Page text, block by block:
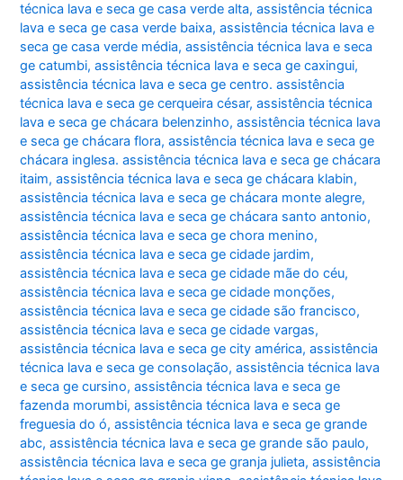
técnica lava e seca ge casa verde alta,assistência técnica
lava e seca ge casa verde baixa,assistência técnica lava e
seca ge casa verde média,assistência técnica lava e seca
ge catumbi,assistência técnica lava e seca ge caxingui,
assistência técnica lava e seca ge centro. assistência
técnica lava e seca ge cerqueira césar,assistência técnica
lava e seca ge chácara belenzinho,assistência técnica lava
e seca ge chácara flora,assistência técnica lava e seca ge
chácara inglesa. assistência técnica lava e seca ge chácara
itaim,assistência técnica lava e seca ge chácara klabin,
assistência técnica lava e seca ge chácara monte alegre,
assistência técnica lava e seca ge chácara santo antonio,
assistência técnica lava e seca ge chora menino,
assistência técnica lava e seca ge cidade jardim,
assistência técnica lava e seca ge cidade mãe do céu,
assistência técnica lava e seca ge cidade monções,
assistência técnica lava e seca ge cidade são francisco,
assistência técnica lava e seca ge cidade vargas,
assistência técnica lava e seca ge city américa,assistência
técnica lava e seca ge consolação,assistência técnica lava
e seca ge cursino,assistência técnica lava e seca ge
fazenda morumbi,assistência técnica lava e seca ge
freguesia do ó,assistência técnica lava e seca ge grande
abc,assistência técnica lava e seca ge grande são paulo,
assistência técnica lava e seca ge granja julieta,assistência